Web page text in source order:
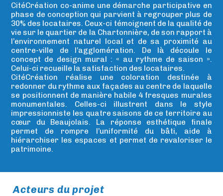
CitéCréation co-anime une démarche participative en
phase de conception qui parvient à regrouper plus de
30% des locataires. Ceux-ci témoignent de la qualité de
vie sur le quartier de la Chartonnière, de son rapport à
l’environnement naturel local et de sa proximité au
centre-ville de l’agglomération. De là découle le
concept de design mural : « au rythme de saison ».
Celui-ci recueille la satisfaction des locataires.
CitéCréation réalise une coloration destinée à
redonner du rythme aux façades au centre de laquelle
se positionnent de manière habile 4 fresques murales
monumentales. Celles-ci illustrent dans le style
impressionniste les quatre saisons de ce territoire au
cœur du Beaujolais. La réponse esthétique finale
permet de rompre l’uniformité du bâti, aide à
hiérarchiser les espaces et permet de revaloriser le
patrimoine.
Acteurs du projet